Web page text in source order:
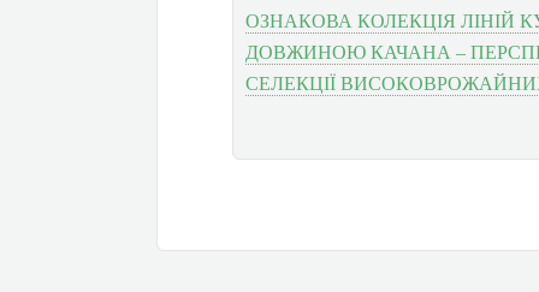
ОЗНАКОВА КОЛЕКЦІЯ ЛІНІЙ
ДОВЖИНОЮ КАЧАНА –
СЕЛЕКЦІЇ